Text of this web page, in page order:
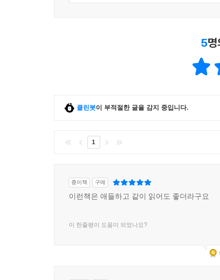
5
클린봇이 부적절한 글을 감지 중입니다.
1
종이책 구매
이런책은 애들하고 같이 읽어도 좋더라구요
이 한줄평이 도움이 되었나요?